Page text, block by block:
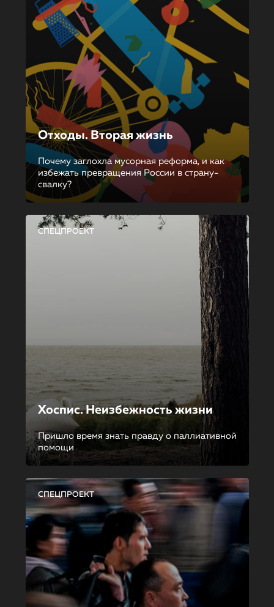
Отходы. Вторая жизнь
Почему заглохла мусорная реформа, и как
избежать превращения России в страну-
свалку?
СПЕЦПРОЕКТ
Хоспис. Неизбежность жизни
Пришло время знать правду о паллиативной
помощи
СПЕЦПРОЕКТ